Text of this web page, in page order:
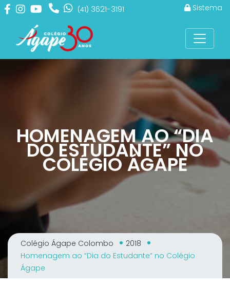
(41) 3621-3191 Sistema
HOMENAGEM AO “DIA
DO ESTUDANTE” NO
COLÉGIO ÁGAPE
Colégio Ágape Colombo
2018
Homenagem ao “Dia do Estudante” no Colégio
Ágape